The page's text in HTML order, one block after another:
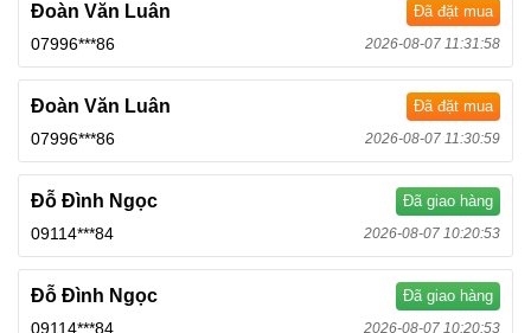
Đoàn Văn Luân Đã đặt mua
07996***86 2026-08-07 11:31:58
Đoàn Văn Luân Đã đặt mua
07996***86 2026-08-07 11:30:59
Đỗ Đình Ngọc Đã giao hàng
09114***84 2026-08-07 10:20:53
Đỗ Đình Ngọc Đã giao hàng
09114***84 2026-08-07 10:20:53